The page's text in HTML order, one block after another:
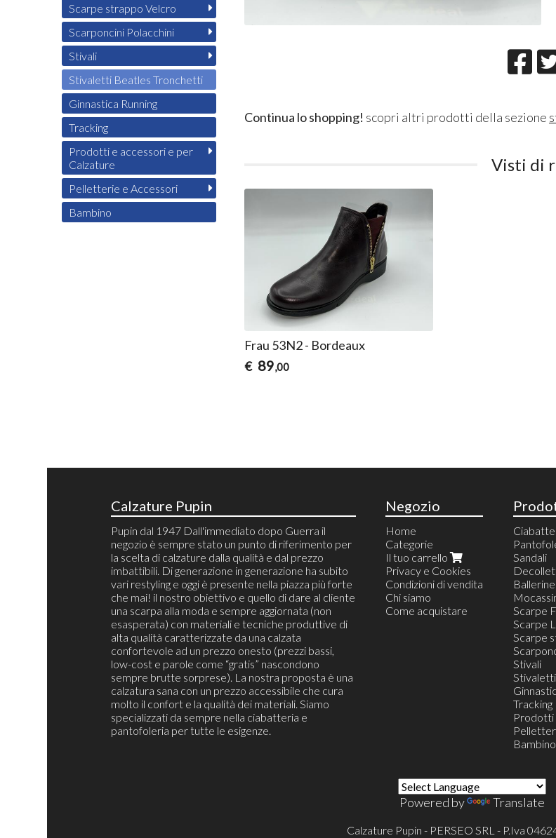
Continua lo shopping! scopri altri prodotti della sezione
Visti di
Frau 53N2 - Bordeaux
€ 89,00
Scarpe strappo Velcro
Scarponcini Polacchini
Stivali
Stivaletti Beatles Tronchetti
Ginnastica Running
Tracking
Prodotti e accessori e per
Calzature
Pelletterie e Accessori
Bambino
Calzature Pupin
Pupin dal 1947 Dall'immediato dopo Guerra il
negozio è sempre stato un punto di riferimento per
la scelta di calzature dalla qualità e dal prezzo
imbattibili. Di generazione in generazione ha subito
vari restyling e oggi è presente nella piazza più forte
che mai! il nostro obiettivo e quello di dare al cliente
una scarpa alla moda e sempre aggiornata (non
esasperata) con materiali e tecniche produttive di
alta qualità caratterizzate da una calzata
confortevole ad un prezzo onesto (prezzi bassi,
low-cost e parole come “gratis” nascondono
sempre brutte sorprese). La nostra proposta è una
calzatura sana con un prezzo accessibile che cura
molto il confort e la qualità dei materiali. Siamo
specializzati da sempre nella ciabatteria e
pantofoleria per tutte le esigenze.
Negozio
Home
Categorie
Il tuo carrello
Privacy e Cookies
Condizioni di vendita
Chi siamo
Come acquistare
Ciabatte
Sandali
Ballerine
Scarpe
Scarpe
Scarpe
Stivali
Tracking
Prodotti
Bambino
Powered by Translate
Calzature Pupin - PERSEO SRL - P.Iva